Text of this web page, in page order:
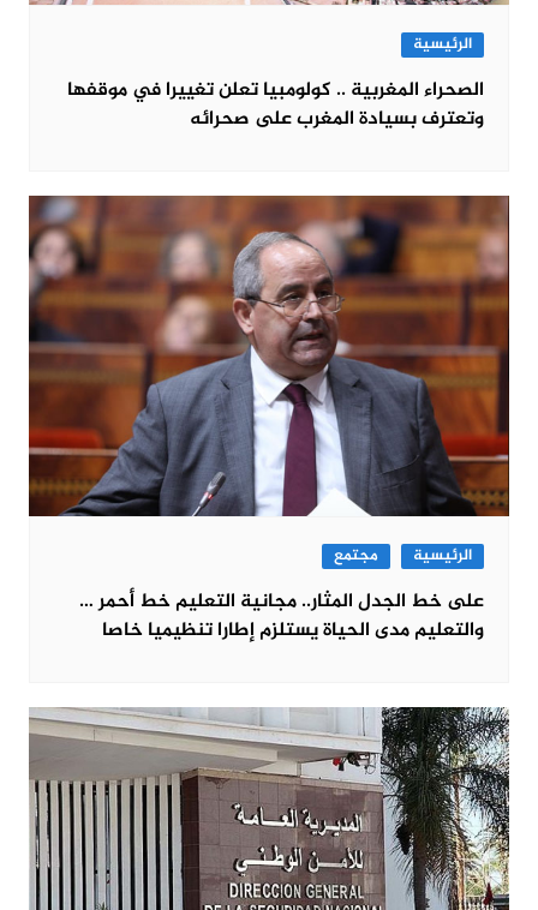
الرئيسية
الصحراء المغربية .. كولومبيا تعلن تغييرا في موقفها
وتعترف بسيادة المغرب على صحرائه
الرئيسية مجتمع
على خط الجدل المثار.. مجانية التعليم خط أحمر …
والتعليم مدى الحياة يستلزم إطارا تنظيميا خاصا